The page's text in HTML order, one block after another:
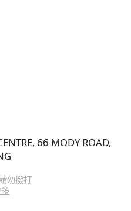
66 MODY ROAD,
勿撥打